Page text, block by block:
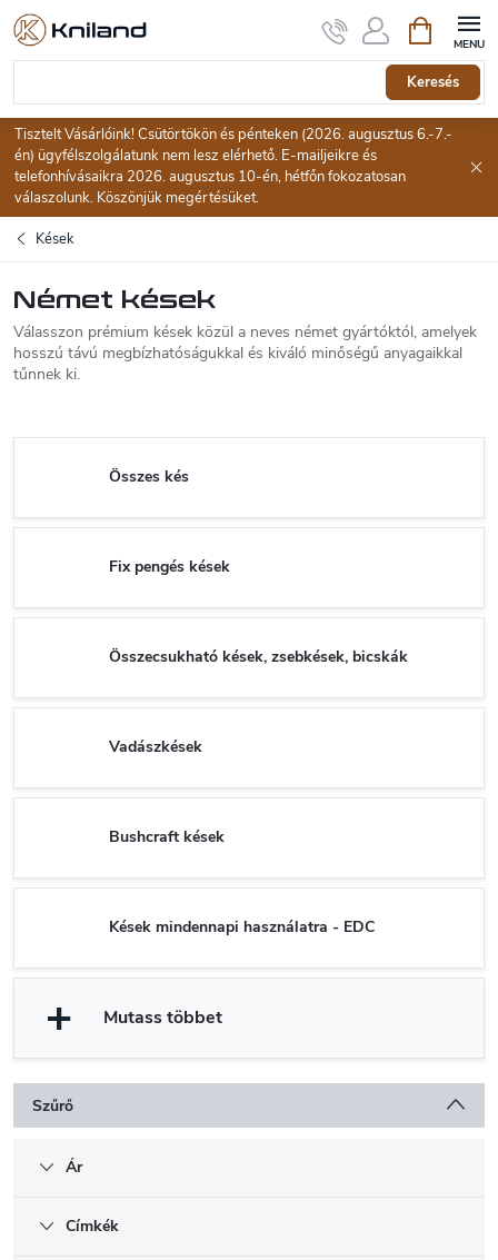
Ugrás
tartalomhoz
Keresés
Tisztelt Vásárlóink! Csütörtökön és pénteken (2026. augusztus 6.-7.-
én) ügyfélszolgálatunk nem lesz elérhető. E-mailjeikre és
telefonhívásaikra 2026. augusztus 10-én, hétfőn fokozatosan
válaszolunk. Köszönjük megértésüket.
Kések
Német kések
Válasszon prémium kések közül a neves német gyártóktól, amelyek
hosszú távú megbízhatóságukkal és kiváló minőségű anyagaikkal
tűnnek ki.
Összes kés
Fix pengés kések
Összecsukható kések, zsebkések, bicskák
Vadászkések
Bushcraft kések
Kések mindennapi használatra - EDC
Mutass többet
Szűrő
Ár
Címkék